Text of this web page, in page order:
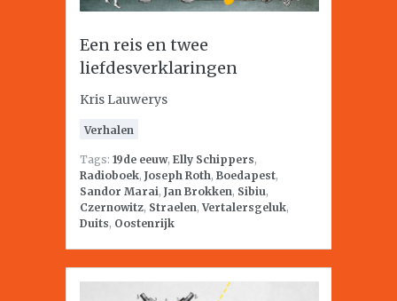
Een reis en twee
liefdesverklaringen
Kris Lauwerys
Verhalen
Tags: 19de eeuw, Elly Schippers,
Radioboek, Joseph Roth, Boedapest,
Sandor Marai, Jan Brokken, Sibiu,
Czernowitz, Straelen,Vertalersgeluk,
Duits, Oostenrijk